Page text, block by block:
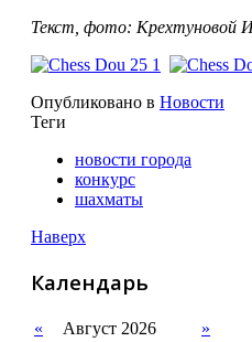
Текст, фото: Крехтуновой
Опубликовано в Новости
Теги
новости города
конкурс
шахматы
Наверх
Календарь
« Август 2026
»